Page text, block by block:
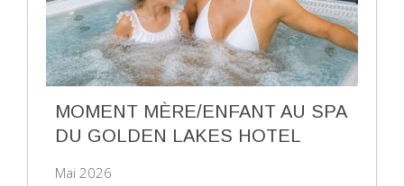
MOMENT MÈRE/ENFANT AU SPA
DU GOLDEN LAKES HOTEL
Mai 2026